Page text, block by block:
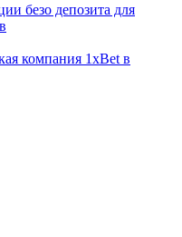
безо депозита для
компания 1xBet в